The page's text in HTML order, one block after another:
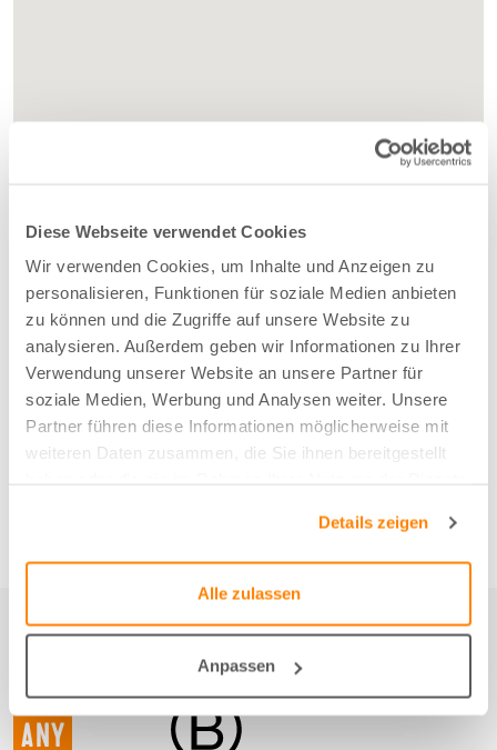
Diese Webseite verwendet Cookies
Wir verwenden Cookies, um Inhalte und Anzeigen zu
personalisieren, Funktionen für soziale Medien anbieten
zu können und die Zugriffe auf unsere Website zu
analysieren. Außerdem geben wir Informationen zu Ihrer
Verwendung unserer Website an unsere Partner für
soziale Medien, Werbung und Analysen weiter. Unsere
Partner führen diese Informationen möglicherweise mit
weiteren Daten zusammen, die Sie ihnen bereitgestellt
Details zeigen
Alle zulassen
Anpassen
Not just
any